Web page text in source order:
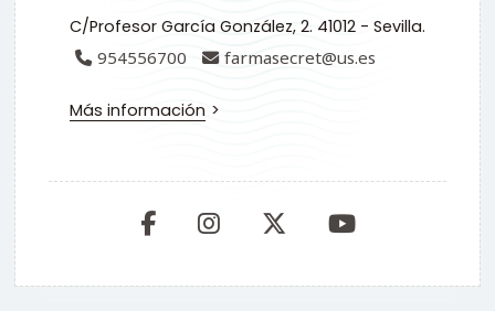
C/Profesor García González, 2. 41012 - Sevilla.
954556700
farmasecret@us.es
Más información